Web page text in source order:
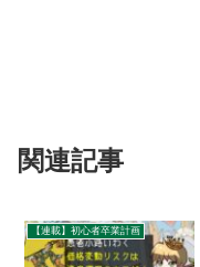
関連記事
【連載】初心者卒業計画